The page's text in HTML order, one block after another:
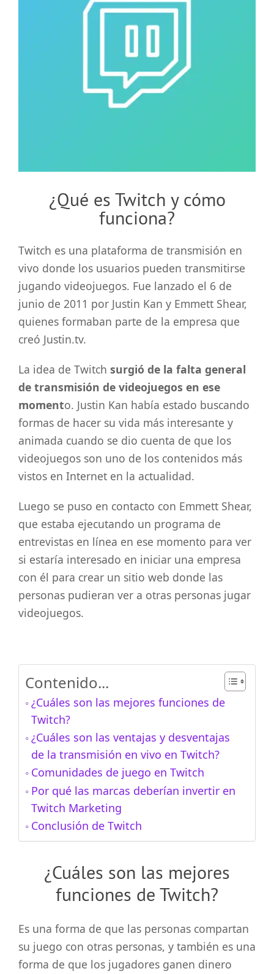
¿Qué es Twitch y cómo
funciona?
Twitch es una plataforma de transmisión en
vivo donde los usuarios pueden transmitirse
jugando videojuegos. Fue lanzado el 6 de
junio de 2011 por Justin Kan y Emmett Shear,
quienes formaban parte de la empresa que
creó Justin.tv.
La idea de Twitch surgió de la falta general
de transmisión de videojuegos en ese
momento. Justin Kan había estado buscando
formas de hacer su vida más interesante y
animada cuando se dio cuenta de que los
videojuegos son uno de los contenidos más
vistos en Internet en la actualidad.
Luego se puso en contacto con Emmett Shear,
que estaba ejecutando un programa de
entrevistas en línea en ese momento para ver
si estaría interesado en iniciar una empresa
con él para crear un sitio web donde las
personas pudieran ver a otras personas jugar
videojuegos.
Contenido...
¿Cuáles son las mejores funciones de
Twitch?
¿Cuáles son las ventajas y desventajas
de la transmisión en vivo en Twitch?
Comunidades de juego en Twitch
Por qué las marcas deberían invertir en
Twitch Marketing
Conclusión de Twitch
¿Cuáles son las mejores
funciones de Twitch?
Es una forma de que las personas compartan
su juego con otras personas, y también es una
forma de que los jugadores ganen dinero